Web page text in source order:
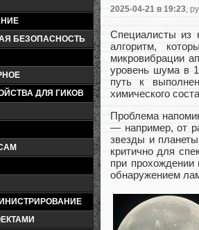
БЕЗОПАСНОСТЬ
ДЛЯ ГИКОВ
2025-04-21 в 19:23,
Специалисты из
алгоритм,
микровибрации
уровень шума в
путь к
химического
Проблема
— например, от
звезды и
критично для
при прохождении
обнаружением